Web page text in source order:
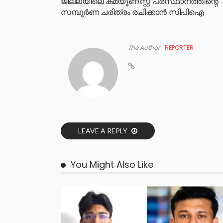
സമ്പൂർണ ചരിത്രം രചിക്കാൻ സിപിഐ
The Author REPORTER
LEAVE A REPLY
You Might Also Like